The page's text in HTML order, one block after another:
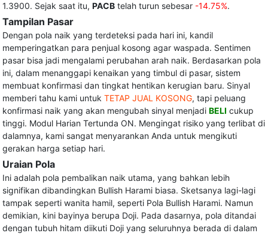
1.3900. Sejak saat itu, PACB telah turun sebesar -14.75%.
Tampilan Pasar
Dengan pola naik yang terdeteksi pada hari ini, kandil
memperingatkan para penjual kosong agar waspada. Sentimen
pasar bisa jadi mengalami perubahan arah naik. Berdasarkan pola
ini, dalam menanggapi kenaikan yang timbul di pasar, sistem
membuat konfirmasi dan tingkat hentikan kerugian baru. Sinyal
memberi tahu kami untuk TETAP JUAL KOSONG, tapi peluang
konfirmasi naik yang akan mengubah sinyal menjadi BELI cukup
tinggi. Modul Harian Tertunda ON. Mengingat risiko yang terlibat di
dalamnya, kami sangat menyarankan Anda untuk mengikuti
gerakan harga setiap hari.
Uraian Pola
Ini adalah pola pembalikan naik utama, yang bahkan lebih
signifikan dibandingkan Bullish Harami biasa. Sketsanya lagi-lagi
tampak seperti wanita hamil, seperti Pola Bullish Harami. Namun
demikian, kini bayinya berupa Doji. Pada dasarnya, pola ditandai
dengan tubuh hitam diikuti Doji yang seluruhnya berada di dalam